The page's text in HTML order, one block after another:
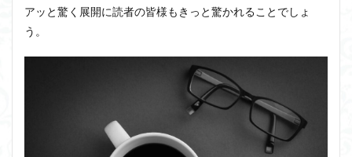
アッと驚く展開に読者の皆様もきっと驚かれることでしょ
う。